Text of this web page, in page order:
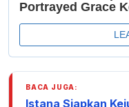
BACA JUGA:
Istana Siapkan